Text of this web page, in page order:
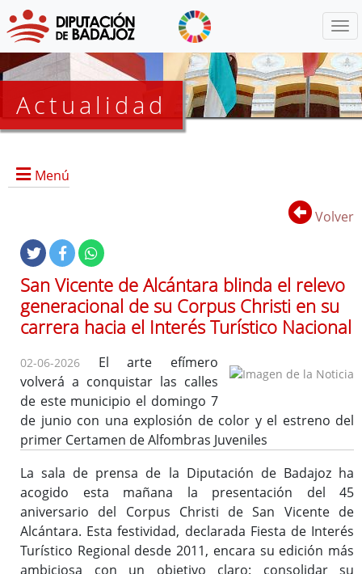
Actualidad
Menú
Noticias
Lista
de
distribución
Volver
San Vicente de Alcántara blinda el relevo
generacional de su Corpus Christi en su
carrera hacia el Interés Turístico Nacional
02-06-2026 El arte efímero
volverá a conquistar las calles
de este municipio el domingo 7
de junio con una explosión de color y el estreno del
primer Certamen de Alfombras Juveniles
La sala de prensa de la Diputación de Badajoz ha
acogido esta mañana la presentación del 45
aniversario del Corpus Christi de San Vicente de
Alcántara. Esta festividad, declarada Fiesta de Interés
Turístico Regional desde 2011, encara su edición más
ambiciosa con un objetivo claro: consolidar su